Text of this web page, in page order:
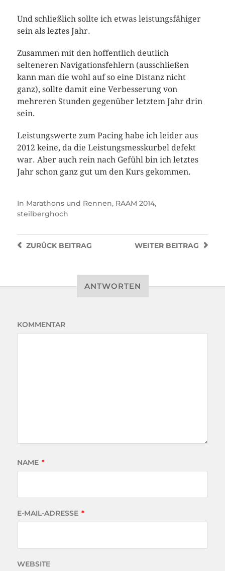
Und schließlich sollte ich etwas leistungsfähiger
sein als leztes Jahr.
Zusammen mit den hoffentlich deutlich
selteneren Navigationsfehlern (ausschließen
kann man die wohl auf so eine Distanz nicht
ganz), sollte damit eine Verbesserung von
mehreren Stunden gegenüber letztem Jahr drin
sein.
Leistungswerte zum Pacing habe ich leider aus
2012 keine, da die Leistungsmesskurbel defekt
war. Aber auch rein nach Gefühl bin ich letztes
Jahr schon ganz gut um den Kurs gekommen.
In Marathons und Rennen, RAAM 2014,
steilberghoch
WEITER BEITRAG
ZURÜCKBEITRAG
ANTWORTEN
KOMMENTAR
NAME *
E-MAIL-ADRESSE *
WEBSITE